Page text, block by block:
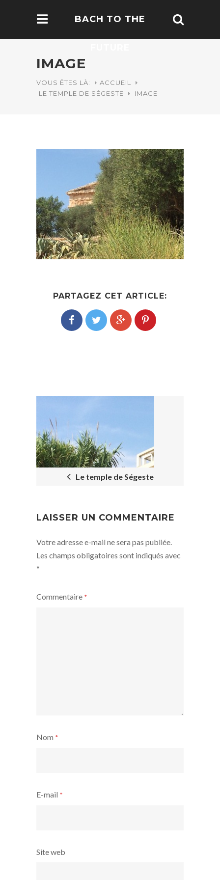
BACH TO THE
IMAGE
VOUS ÊTES LÀ:
ACCUEIL
LE TEMPLE DE SÉGESTE
IMAGE
PARTAGEZ CET ARTICLE:
POST
NAVIGATION
Le temple de Ségeste
LAISSER UN COMMENTAIRE
Votre adresse e-mail ne sera pas publiée.
Les champs obligatoires sont indiqués avec
*
Commentaire *
Nom *
E-mail *
Site web